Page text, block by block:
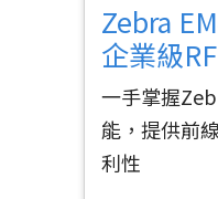
Zebra
企業級
一手掌握
能，提供前
利性